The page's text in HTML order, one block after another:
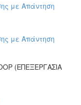
με Απάντηση
με Απάντηση
(ΕΠΕΞΕΡΓΑΣΙΑ